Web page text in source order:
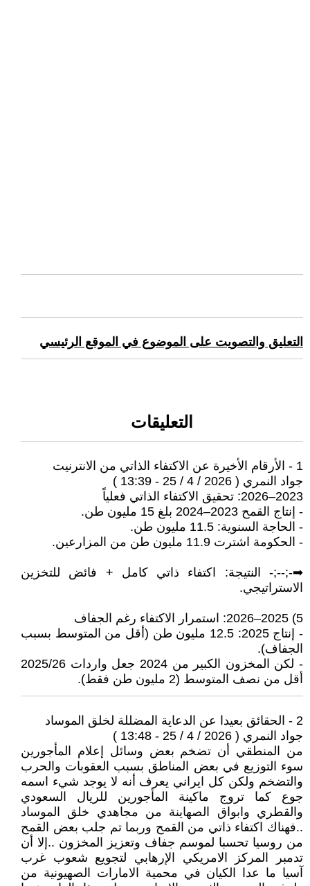
التعليق والتصويت على الموضوع في الموقع الرئيسي
التعليقات
1 - الأرقام الأخيرة عن الاكتفاء الذاتي من الانترنيت
جواد النمري ( 2026 / 4 / 25 - 13:39 )
2023–2026: تحقيق الاكتفاء الذاتي فعلياً
- إنتاج القمح 2023–2024 بلغ 15 مليون طن.
- الحاجة السنوية: 11.5 مليون طن.
- الحكومة اشترت 11.9 مليون طن من المزارعين.
➡-;-️-;- النتيجة: اكتفاء ذاتي كامل + فائض للتخزين
الاستراتيجي.
5) 2025–2026: استمرار الاكتفاء رغم الجفاف
- إنتاج 2025: 12.5 مليون طن (أقل من المتوسط بسبب
الجفاف).
- لكن المخزون الكبير من 2024 جعل واردات 2025/26
أقل من نصف المتوسط (2 مليون طن فقط).
2 - الحقائق بعيدا عن الدعاية المضللة لخلق الموساد
جواد النمري ( 2026 / 4 / 25 - 13:48 )
من المنطقي أن تضخم بعض وسائل إعلام المأجورين
سوء التوزيع في بعض المناطق بسبب العقوبات والحرب
والتضخم ولكن كل ايراني يعرف أنه لا يوجد شيء اسمه
جوع كما تروج ماكينة المأجورين للريال السعودي
والقطري وابواق الصهاينة من مجاهدي خلق الموساد
..فهناك اكتفاء ذاتي من القمح وربما تم جلب بعض القمح
من روسيا تحسبا لموسم جفاف وتعزيز المخزون ..إلا أن
تدمبر المركز الامريكي الإرهابي لتجويع شعوب غرب
آسيا ما عدا الكيان في محمية الامارات الصهيونية من